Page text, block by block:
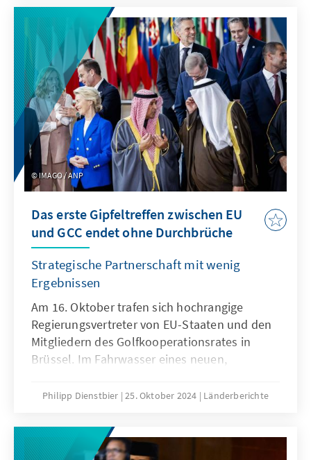
Kenia. Im Gegenzug erklärte sich Kenia bereit,
ausreisepflichtige Kenianerinnen und
Kenianer mittels biometrischem
Datenabgleich zu identifizieren und auch
abgelaufene Ausweisdokumente bei der
Rückführung zu akzeptieren. Kenia ist bereits
das vierte Land, das ein solches Abkommen
mit Deutschland schließt. Präsident Ruto
lobte das Übereinkommen als eine „Win-win-
Situation“, doch wer ist der tatsächliche
Gewinner der Vereinbarung?
IMAGO / ANP
Das erste Gipfeltreffen zwischen EU
und GCC endet ohne Durchbrüche
Strategische Partnerschaft mit wenig
Ergebnissen
Am 16. Oktober trafen sich hochrangige
Regierungsvertreter von EU-Staaten und den
Mitgliedern des Golfkooperationsrates in
Brüssel. Im Fahrwasser eines neuen,
Staaten, das die EU bereits 2022 initiiert hatte,
Geschichte, dass Spitzenpolitiker beider
Seiten in diesem Rahmen zusammenkamen.
Philipp Dienstbier 25. Oktober 2024 Länderberichte